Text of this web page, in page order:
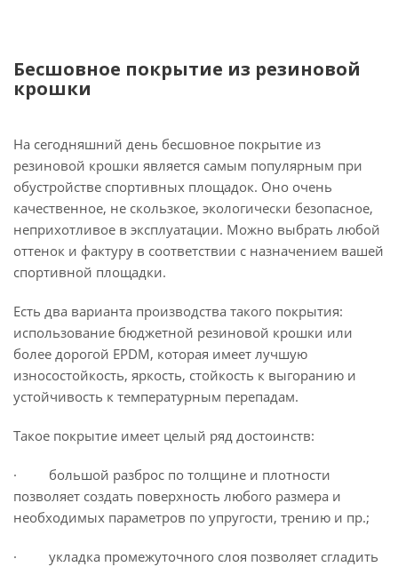
Бесшовное покрытие из резиновой
крошки
На сегодняшний день бесшовное покрытие из
резиновой крошки является самым популярным при
обустройстве спортивных площадок. Оно очень
качественное, не скользкое, экологически безопасное,
неприхотливое в эксплуатации. Можно выбрать любой
оттенок и фактуру в соответствии с назначением вашей
спортивной площадки.
Есть два варианта производства такого покрытия:
использование бюджетной резиновой крошки или
более дорогой EPDM, которая имеет лучшую
износостойкость, яркость, стойкость к выгоранию и
устойчивость к температурным перепадам.
Такое покрытие имеет целый ряд достоинств:
· большой разброс по толщине и плотности
позволяет создать поверхность любого размера и
необходимых параметров по упругости, трению и пр.;
· укладка промежуточного слоя позволяет сгладить